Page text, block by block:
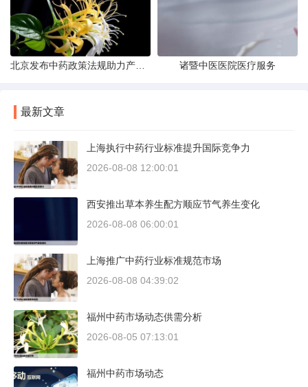
诸暨中医医院医疗服务
最新文章
上海执行中药行业标准提升国际竞争力
2026-08-08 12:00:01
西安推出草本养生配方顺应节气养生变化
2026-08-08 06:00:01
上海推广中药行业标准规范市场
2026-08-08 04:39:02
福州中药市场动态供需分析
2026-08-05 07:13:01
福州中药市场动态